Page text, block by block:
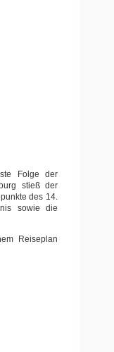
Folge der
stieß der
des 14.
sowie die
Reiseplan